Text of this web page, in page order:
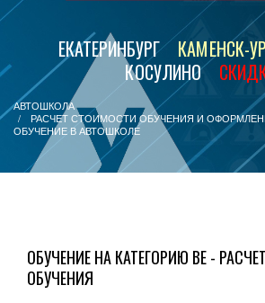
ЕКАТЕРИНБУРГ
КАМЕНСК-
КОСУЛИНО
АВТОШКОЛА
РАСЧЕТ СТОИМОСТИ ОБУЧЕНИЯ И
ОБУЧЕНИЕ В АВТОШКОЛЕ
ОБУЧЕНИЕ НА КАТЕГОРИЮ BE -
ОБУЧЕНИЯ